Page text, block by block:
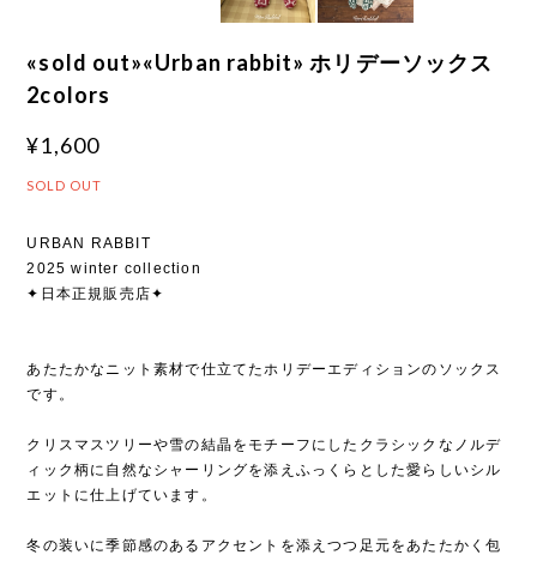
«sold out»«Urban rabbit» ホリデーソックス
2colors
¥1,600
SOLD OUT
URBAN RABBIT
2025 winter collection
✦日本正規販売店✦
あたたかなニット素材で仕立てたホリデーエディションのソックス
です。
クリスマスツリーや雪の結晶をモチーフにしたクラシックなノルデ
ィック柄に自然なシャーリングを添えふっくらとした愛らしいシル
エットに仕上げています。
冬の装いに季節感のあるアクセントを添えつつ足元をあたたかく包